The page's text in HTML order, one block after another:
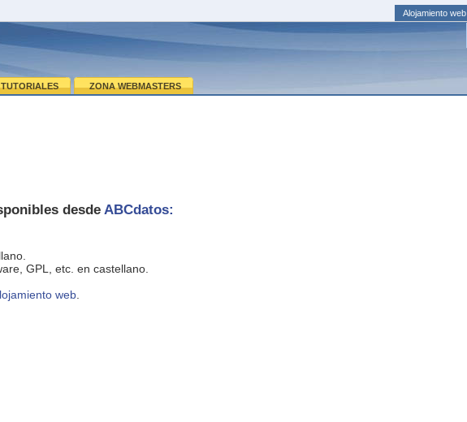
Alojamiento web
TUTORIALES ZONA WEBMASTERS
desde ABCdatos:
GPL, etc. en castellano.
web.